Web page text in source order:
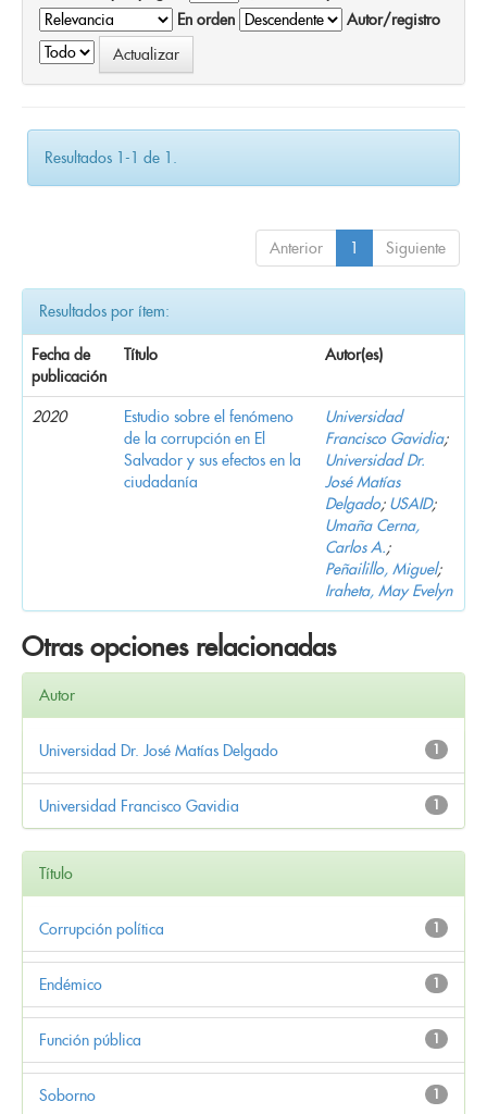
En orden
Autor/registro
Resultados 1-1 de 1.
Anterior 1 Siguiente
Resultados por ítem:
Fecha de
publicación
Título Autor(es)
2020
Estudio sobre el fenómeno
de la corrupción en El
Salvador y sus efectos en la
ciudadanía
Universidad
Francisco Gavidia;
Universidad Dr.
José Matías
Delgado; USAID;
Umaña Cerna,
Carlos A.;
Peñailillo, Miguel;
Iraheta, May Evelyn
Otras opciones relacionadas
Autor
1
Universidad Dr. José Matías Delgado
1
Universidad Francisco Gavidia
Título
1
Corrupción política
1
Endémico
1
Función pública
1
Soborno